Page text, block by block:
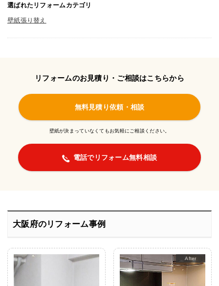
選ばれたリフォームカテゴリ
壁紙張り替え
リフォームのお見積り・ご相談はこちらから
無料見積り依頼・相談
壁紙が決まっていなくてもお気軽にご相談ください。
電話でリフォーム無料相談
大阪府のリフォーム事例
Before
After